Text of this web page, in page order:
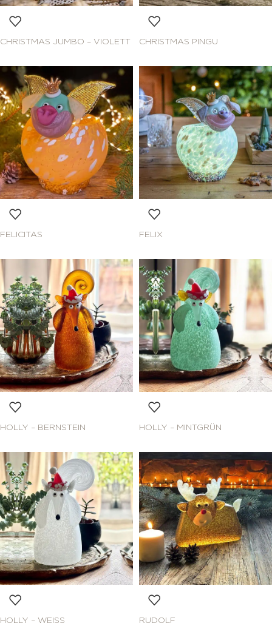
CHRISTMAS JUMBO – VIOLETT CHRISTMAS PINGU
FELICITAS FELIX
HOLLY – BERNSTEIN HOLLY – MINTGRÜN
HOLLY – WEISS RUDOLF